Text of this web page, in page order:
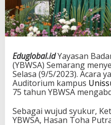
Eduglobal.idYayasan
(YBWSA) Semarang
Selasa (9/5/2023). Acara
Auditorium kampus
75 tahun YBWSA
Sebagai wujud syukur,
YBWSA, Hasan Toha